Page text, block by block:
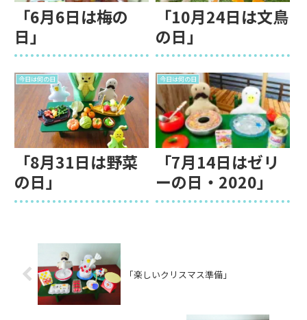
「6月6日は梅の
日」
「10月24日は文鳥
の日」
今日は何の日
「8月31日は野菜
の日」
今日は何の日
「7月14日はゼリ
ーの日・2020」
「楽しいクリスマス準備」